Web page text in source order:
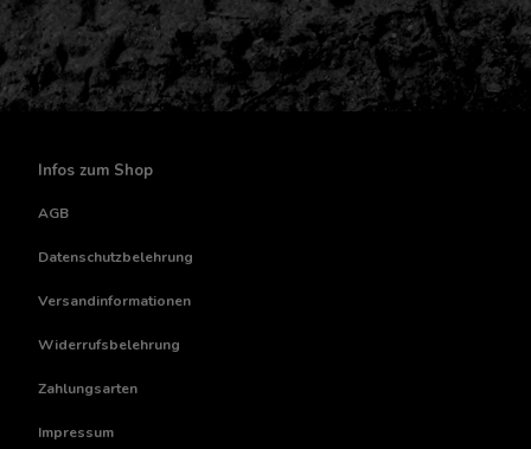
Infos zum Shop
AGB
Datenschutzbelehrung
Versandinformationen
Widerrufsbelehrung
Zahlungsarten
Impressum